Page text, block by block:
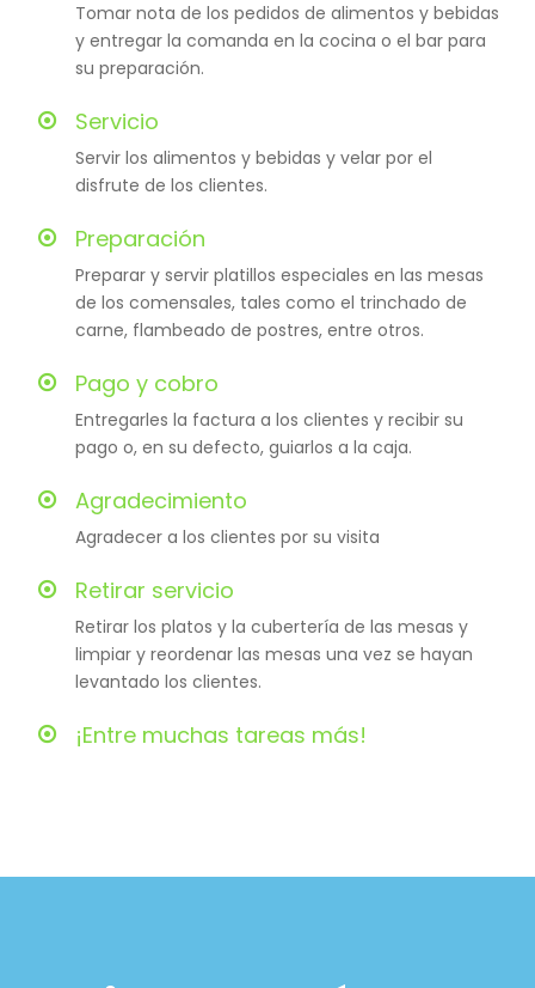
Tomar nota de los pedidos de alimentos y bebidas
y entregar la comanda en la cocina o el bar para
su preparación.
Servicio
Servir los alimentos y bebidas y velar por el
disfrute de los clientes.
Preparación
Preparar y servir platillos especiales en las mesas
de los comensales, tales como el trinchado de
carne, flambeado de postres, entre otros.
Pago y cobro
Entregarles la factura a los clientes y recibir su
pago o, en su defecto, guiarlos a la caja.
Agradecimiento
Agradecer a los clientes por su visita
Retirar servicio
Retirar los platos y la cubertería de las mesas y
limpiar y reordenar las mesas una vez se hayan
levantado los clientes.
¡Entre muchas tareas más!